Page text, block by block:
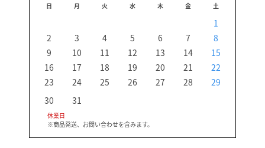
日 月 火 水 木 金 土
1
2
3 4 5 6 7
8
9
10 11 12 13 14
15
16
17 18 19 20 21
22
23
24 25 26 27 28
29
30
31
休業日
※商品発送、お問い合わせを含みます。